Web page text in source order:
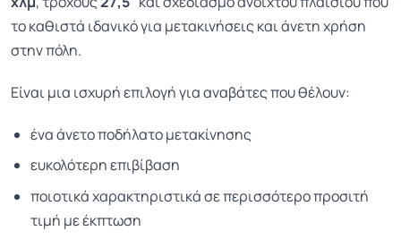
το καθιστά ιδανικό για μετακινήσεις και άνετη χρήση
στην πόλη.
Είναι μια ισχυρή επιλογή για αναβάτες που θέλουν:
ένα άνετο ποδήλατο μετακίνησης
ευκολότερη επιβίβαση
ποιοτικά χαρακτηριστικά σε περισσότερο προσιτή
τιμή με έκπτωση